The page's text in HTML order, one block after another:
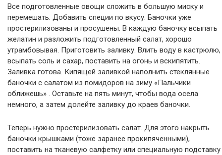
Все подготовленные овощи сложить в большую миску и
перемешать. Добавить специи по вкусу. Баночки уже
простерилизованы и просушены. В каждую баночку всыпать
желатин и разложить подготовленный салат, хорошо
утрамбовывая. Приготовить заливку. Влить воду в кастрюлю,
всыпать соль и сахар, поставить на огонь и вскипятить.
Заливка готова. Кипящей заливкой наполнить стеклянные
баночки с салатом из помидоров на зиму «Пальчики
оближешь» . Оставьте на пять минут, чтобы вода осела
немного, а затем долейте заливку до краев баночки.
Теперь нужно простерилизовать салат. Для этого накрыть
баночки крышками (тоже заранее прокипяченными),
поставить на тканевую салфетку или специальную подставку